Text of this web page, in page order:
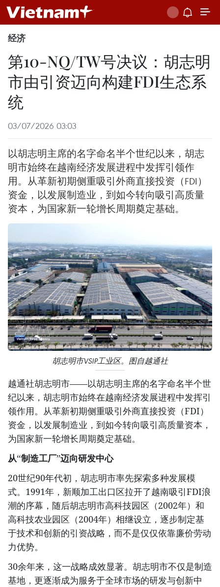
经济
第10-NQ/TW号决议：胡志明
市由引资迈向构建FDI生态系
统
03/07/2026 03:03
以胡志明主席的名字命名半个世纪以来，胡志
明市始终在越南经济发展进程中发挥引领作
用。从革新初期侧重吸引外商直接投资（FDI）
资金，以发展制造业，到如今转向吸引高质量
资本，为国家新一轮增长周期奠定基础。
胡志明市VSIP工业区。图自越通社
越通社胡志明市——以胡志明主席的名字命名半个世
纪以来，胡志明市始终在越南经济发展进程中发挥引
领作用。从革新初期侧重吸引外商直接投资（FDI）
资金，以发展制造业，到如今转向吸引高质量资本，
为国家新一轮增长周期奠定基础。
从“制造工厂”迈向研发中心
20世纪90年代初，胡志明市率先探索多种发展模
式。1991年，新顺加工出口区拉开了越南吸引FDI浪
潮的序幕，随后胡志明市高科技园区（2002年）和
高科技农业园区（2004年）相继设立，逐步制定基
于技术和创新的引资战略，而不是仅仅依靠廉价劳动
力优势。
30余年来，这一战略成效显著。胡志明市不仅是制造
基地，更逐渐成为服务于全球市场的研发与创新中